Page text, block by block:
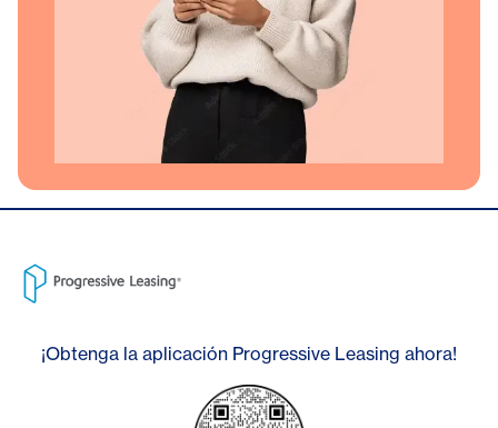
¡Obtenga la aplicación Progressive Leasing ahora!